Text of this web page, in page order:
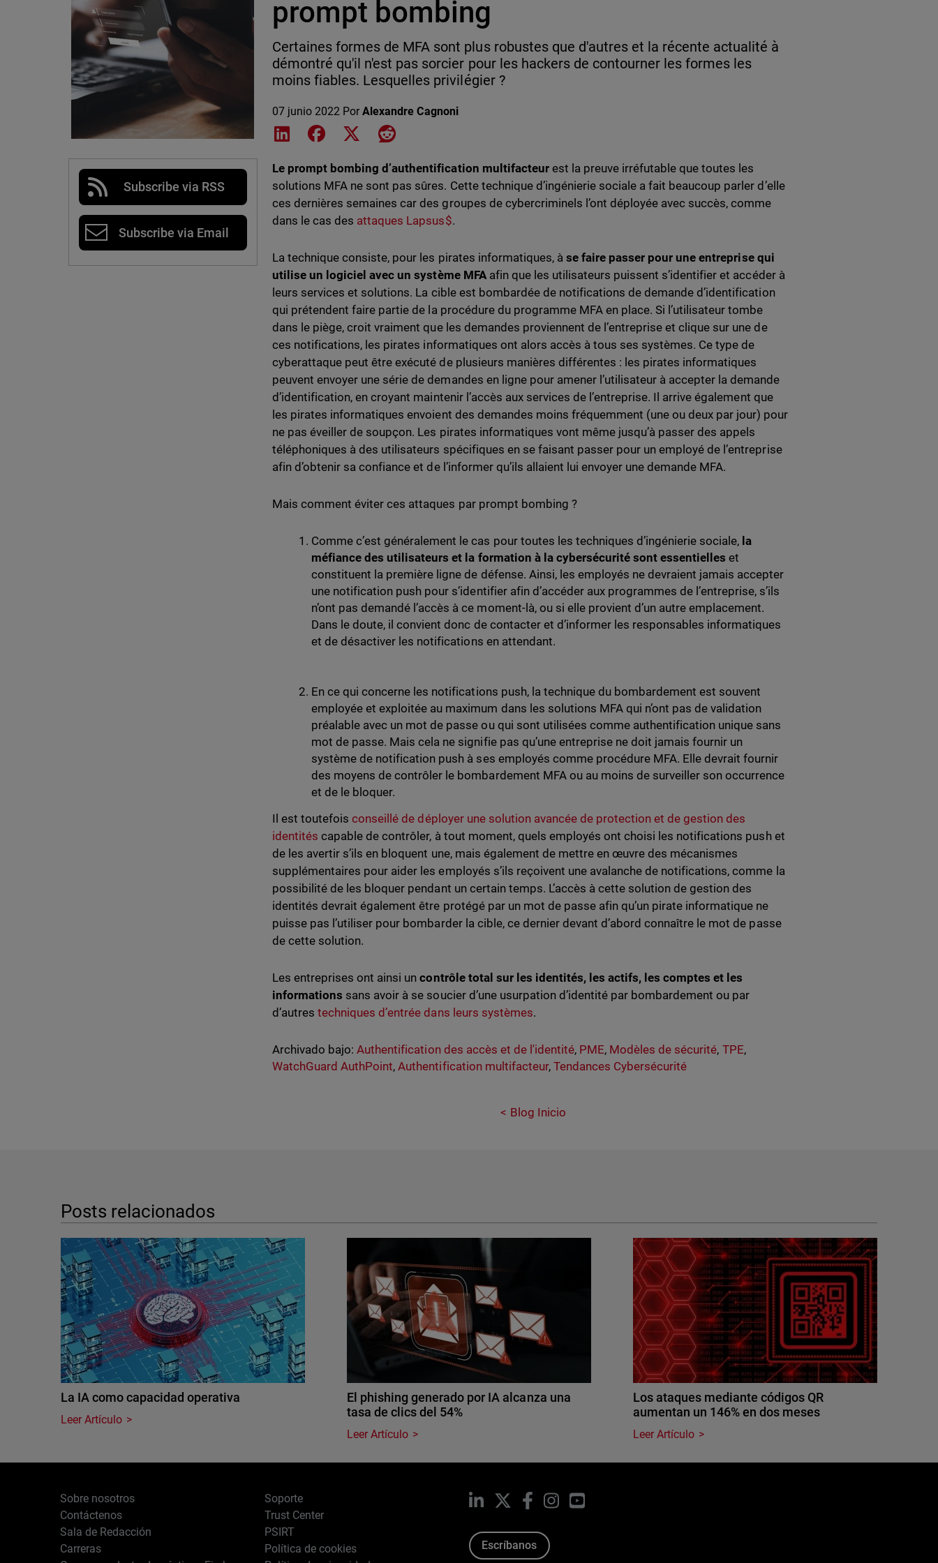
Subscribe via RSS
Subscribe via Email
prompt bombing
Certaines formes de MFA sont plus robustes que d'autres et la récente actualité à
démontré qu'il n'est pas sorcier pour les hackers de contourner les formes les
moins fiables. Lesquelles privilégier ?
07 junio 2022 PorAlexandre Cagnoni
Share on LinkedIn
Share on Facebook
Share on XShare on Reddit
Le prompt bombing d’authentification multifacteurest la preuve irréfutable que toutes les
solutions MFA ne sont pas sûres. Cette technique d’ingénierie sociale a fait beaucoup parler d’elle
ces dernières semaines car des groupes de cybercriminels l’ont déployée avec succès, comme
dans le cas des attaques Lapsus$.
La technique consiste, pour les pirates informatiques, à se faire passer pour une entreprise qui
utilise un logiciel avec un système MFAafin que les utilisateurs puissent s’identifier et accéder à
leurs services et solutions. La cible est bombardée de notifications de demande d’identification
qui prétendent faire partie de la procédure du programme MFA en place. Si l’utilisateur tombe
dans le piège, croit vraiment que les demandes proviennent de l’entreprise et clique sur une de
ces notifications, les pirates informatiques ont alors accès à tous ses systèmes. Ce type de
cyberattaque peut être exécuté de plusieurs manières différentes : les pirates informatiques
peuvent envoyer une série de demandes en ligne pour amener l’utilisateur à accepter la demande
d’identification, en croyant maintenir l’accès aux services de l’entreprise. Il arrive également que
les pirates informatiques envoient des demandes moins fréquemment (une ou deux par jour) pour
ne pas éveiller de soupçon. Les pirates informatiques vont même jusqu’à passer des appels
téléphoniques à des utilisateurs spécifiques en se faisant passer pour un employé de l’entreprise
afin d’obtenir sa confiance et de l’informer qu’ils allaient lui envoyer une demande MFA.
Mais comment éviter ces attaques par prompt bombing ?
Comme c’est généralement le cas pour toutes les techniques d’ingénierie sociale, la
méfiance des utilisateurs et la formation à la cybersécurité sont essentielles et
constituent la première ligne de défense. Ainsi, les employés ne devraient jamais accepter
une notification push pour s’identifier afin d’accéder aux programmes de l’entreprise, s’ils
n’ont pas demandé l’accès à ce moment-là, ou si elle provient d’un autre emplacement.
Dans le doute, il convient donc de contacter et d’informer les responsables informatiques
et de désactiver les notifications en attendant.
En ce qui concerne les notifications push, la technique du bombardement est souvent
employée et exploitée au maximum dans les solutions MFA qui n’ont pas de validation
préalable avec un mot de passe ou qui sont utilisées comme authentification unique sans
mot de passe. Mais cela ne signifie pas qu’une entreprise ne doit jamais fournir un
système de notification push à ses employés comme procédure MFA. Elle devrait fournir
des moyens de contrôler le bombardement MFA ou au moins de surveiller son occurrence
et de le bloquer.
Il est toutefoisconseillé de déployer une solution avancée de protection et de gestion des
identités capable de contrôler, à tout moment, quels employés ont choisi les notifications push et
de les avertir s’ils en bloquent une, mais également de mettre en œuvre des mécanismes
supplémentaires pour aider les employés s’ils reçoivent une avalanche de notifications, comme la
possibilité de les bloquer pendant un certain temps. L’accès à cette solution de gestion des
identités devrait également être protégé par un mot de passe afin qu’un pirate informatique ne
puisse pas l’utiliser pour bombarder la cible, ce dernier devant d’abord connaître le mot de passe
de cette solution.
Les entreprises ont ainsi uncontrôle total sur les identités, les actifs, les comptes et les
informations sans avoir à se soucier d’une usurpation d’identité par bombardement ou par
d’autrestechniques d’entrée dans leurs systèmes.
Archivado bajo: Authentification des accès et de l'identité, PME, Modèles de sécurité, TPE,
WatchGuard AuthPoint,Authentification multifacteur, Tendances Cybersécurité
Blog Inicio
Posts relacionados
La IA como capacidad operativa
Leer Artículo
El phishing generado por IA alcanza una
tasa de clics del 54%
Leer Artículo
Los ataques mediante códigos QR
aumentan un 146% en dos meses
Leer Artículo
Sobre nosotros
Contáctenos
Sala de Redacción
Carreras
Soporte
Trust Center
PSIRT
Política de cookies
LinkedIn Facebook
InstagramYouTube
Escríbanos